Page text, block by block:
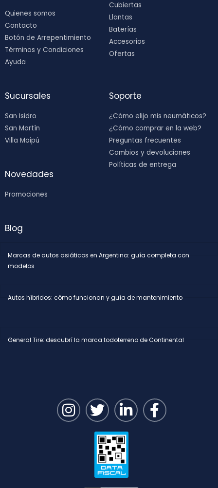
Quienes somos
Contacto
Botón de Arrepentimiento
Términos y Condiciones
Ayuda
Cubiertas
Llantas
Baterías
Accesorios
Ofertas
Sucursales
San Isidro
San Martín
Villa Maipú
Novedades
Promociones
Soporte
¿Cómo elijo mis neumáticos?
¿Cómo comprar en la web?
Preguntas frecuentes
Cambios y devoluciones
Políticas de entrega
Blog
Marcas de autos asiáticos en Argentina: guía completa con
modelos
Autos híbridos: cómo funcionan y guía de mantenimiento
General Tire: descubrí la marca todoterreno de Continental
I
n
T
w
i
t
t
e
L
i
n
e
d
F
a